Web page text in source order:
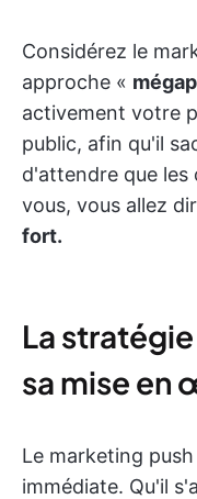
Considérez le
approche «
activement votre
public, afin qu'il
d'attendre que les
vous, vous allez
fort.
La
sa mise en
Le marketing
immédiate. Qu'il